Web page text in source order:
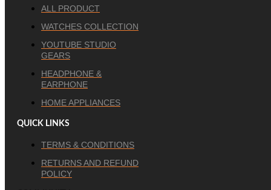
ALL PRODUCT
WATCHES COLLECTION
YOUTUBE STUDIO
GEARS
HEADPHONE &
EARPHONE
HOME APPLIANCES
QUICK LINKS
TERMS & CONDITIONS
RETURNS AND REFUND
POLICY